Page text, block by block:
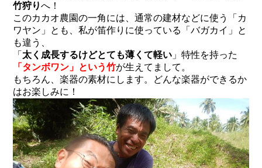
竹狩りへ！
このカカオ農園の一角には、通常の建材などに使う「カ
ワヤン」とも、私が笛作りに使っている「バガカイ」と
も違う、
「 太く成長するけどとても薄くて軽い 」特性を持った
「タンボワン」という竹が生えてまして。
もちろん、楽器の素材にします。どんな楽器ができるか
はお楽しみに！